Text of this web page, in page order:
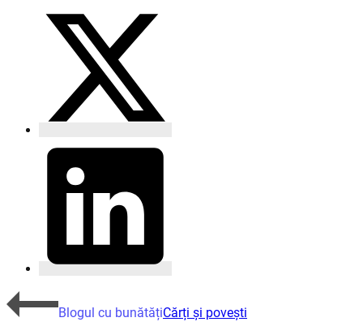
Blogul cu bunătățiCărți și povești